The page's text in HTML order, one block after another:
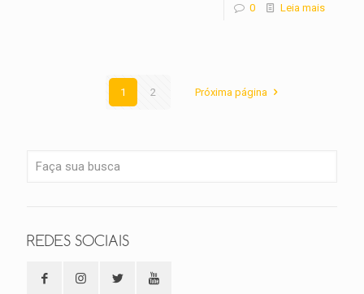
0 Leia mais
1 2 Próxima página
REDES SOCIAIS